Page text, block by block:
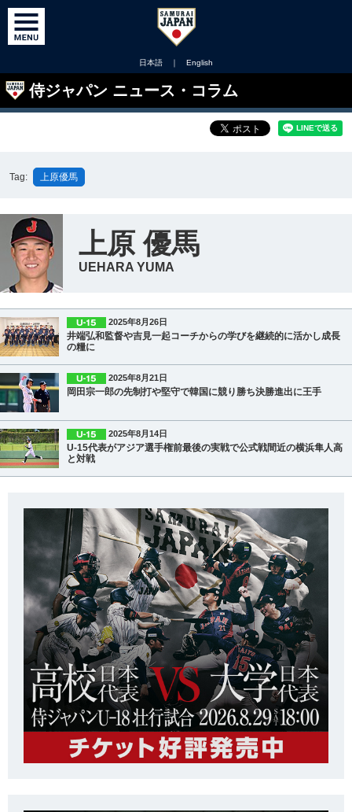
日本語 ｜ English
侍ジャパン ニュース・コラム
Tag: 上原優馬
上原 優馬
UEHARA YUMA
2025年8月26日
井端弘和監督や吉見一起コーチからの学びを継続的に活かし成長
の糧に
2025年8月21日
岡田宗一郎の先制打や堅守で韓国に競り勝ち決勝進出に王手
2025年8月14日
U-15代表がアジア選手権前最後の実戦で公式戦間近の横浜隼人高
と対戦